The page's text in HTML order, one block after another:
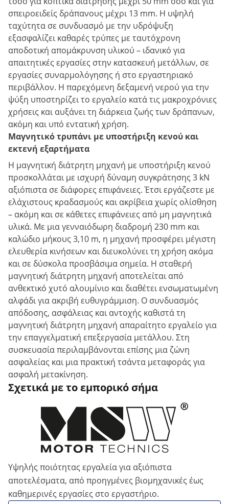
σπειροειδείς δράπανους μέχρι 13 mm. Η υψηλή
ταχύτητα σε συνδυασμό με την υδρόψυξη
εξασφαλίζει καθαρές τρύπες με ταυτόχρονη
αποδοτική απομάκρυνση υλικού – ιδανικό για
απαιτητικές εργασίες στην κατασκευή μετάλλων, σε
εργασίες συναρμολόγησης ή στο εργαστηριακό
περιβάλλον. Η παρεχόμενη δεξαμενή νερού για την
ψύξη υποστηρίζει το εργαλείο κατά τις μακροχρόνιες
χρήσεις και αυξάνει τη διάρκεια ζωής των δράπανων,
ακόμη και υπό εντατική χρήση.
Μαγνητικό τρυπάνι με υποστήριξη κενού και
εκτενή εξαρτήματα
Η μαγνητική διάτρητη μηχανή με υποστήριξη κενού
προσκολλάται με ισχυρή δύναμη συγκράτησης 3 kN
αξιόπιστα σε διάφορες επιφάνειες. Έτσι εργάζεστε με
ελάχιστους κραδασμούς και ακρίβεια χωρίς ολίσθηση
– ακόμη και σε κάθετες επιφάνειες από μη μαγνητικά
υλικά. Με μια γενναιόδωρη διαδρομή 230 mm και
καλώδιο μήκους 3,10 m, η μηχανή προσφέρει μέγιστη
ελευθερία κινήσεων και διευκολύνει τη χρήση ακόμα
και σε δύσκολα προσβάσιμα σημεία. Η σταθερή
μαγνητική διάτρητη μηχανή αποτελείται από
ανθεκτικό χυτό αλουμίνιο και διαθέτει ενσωματωμένη
αλφάδι για ακριβή ευθυγράμμιση. Ο συνδυασμός
απόδοσης, ασφάλειας και αντοχής καθιστά τη
μαγνητική διάτρητη μηχανή απαραίτητο εργαλείο για
την επαγγελματική επεξεργασία μετάλλου. Στη
συσκευασία περιλαμβάνονται επίσης μια ζώνη
ασφαλείας και μια πρακτική τσάντα μεταφοράς για
ασφαλή μετακίνηση.
Σχετικά με το εμπορικό σήμα
Υψηλής ποιότητας εργαλεία για αξιόπιστα
αποτελέσματα, από προηγμένες βιομηχανικές έως
καθημερινές εργασίες στο εργαστήριο.